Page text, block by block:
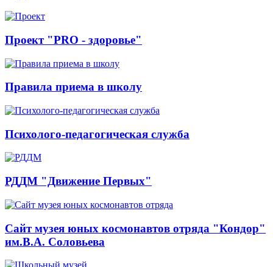
Проект "PRO - здоровье"
Правила приема в школу
Психолого-педагогическая служба
РДДМ "Движение Первых"
Сайт музея юных космонавтов отряда "Кондор"
им.В.А. Соловьева